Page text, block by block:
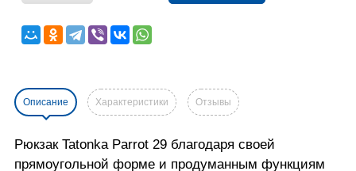
Описание Характеристики Отзывы
Рюкзак Tatonka Parrot 29 благодаря своей
прямоугольной форме и продуманным функциям